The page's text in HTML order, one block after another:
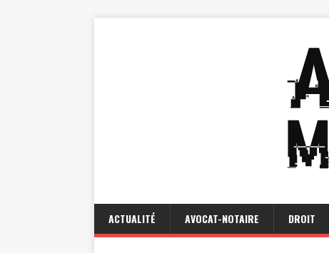
ACTUALITÉ AVOCAT-NOTAIRE DROIT